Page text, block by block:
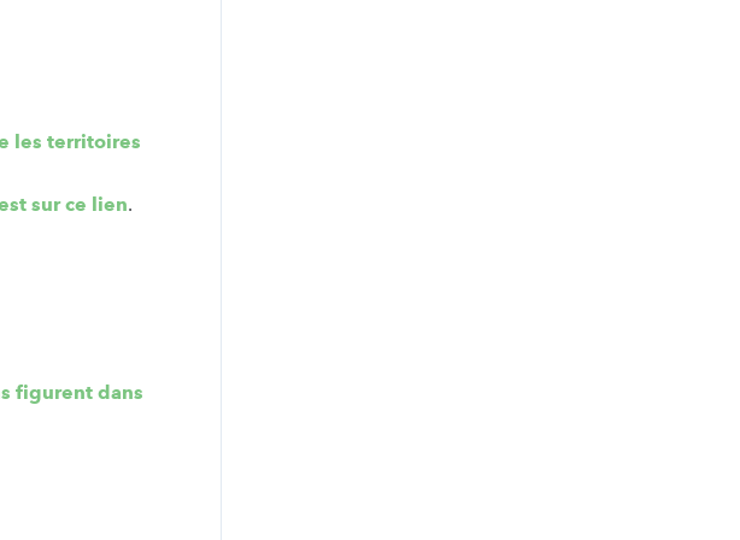
les territoires
sur ce lien.
figurent dans